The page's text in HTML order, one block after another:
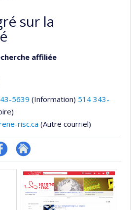
sur la
affiliée
5639 (Information) 514 343-
risc.ca (Autre courriel)
Autre
site
web